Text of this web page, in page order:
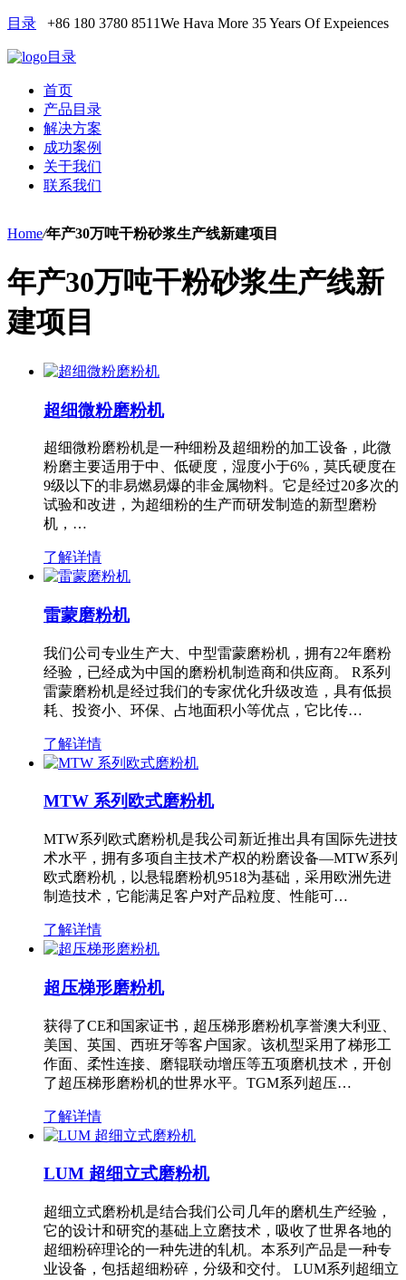
目录 +86 180 3780 8511We Hava More 35 Years Of Expeiences
目录
首页
产品目录
解决方案
成功案例
关于我们
联系我们
Home/年产30万吨干粉砂浆生产线新建项目
年产30万吨干粉砂浆生产线新
建项目
超细微粉磨粉机
超细微粉磨粉机是一种细粉及超细粉的加工设备，此微
粉磨主要适用于中、低硬度，湿度小于6%，莫氏硬度在
9级以下的非易燃易爆的非金属物料。它是经过20多次的
试验和改进，为超细粉的生产而研发制造的新型磨粉
机，…
了解详情
雷蒙磨粉机
我们公司专业生产大、中型雷蒙磨粉机，拥有22年磨粉
经验，已经成为中国的磨粉机制造商和供应商。 R系列
雷蒙磨粉机是经过我们的专家优化升级改造，具有低损
耗、投资小、环保、占地面积小等优点，它比传…
了解详情
MTW 系列欧式磨粉机
MTW系列欧式磨粉机是我公司新近推出具有国际先进技
术水平，拥有多项自主技术产权的粉磨设备—MTW系列
欧式磨粉机，以悬辊磨粉机9518为基础，采用欧洲先进
制造技术，它能满足客户对产品粒度、性能可…
了解详情
超压梯形磨粉机
获得了CE和国家证书，超压梯形磨粉机享誉澳大利亚、
美国、英国、西班牙等客户国家。该机型采用了梯形工
作面、柔性连接、磨辊联动增压等五项磨机技术，开创
了超压梯形磨粉机的世界水平。TGM系列超压…
了解详情
LUM 超细立式磨粉机
超细立式磨粉机是结合我们公司几年的磨机生产经验，
它的设计和研究的基础上立磨技术，吸收了世界各地的
超细粉碎理论的一种先进的轧机。本系列产品是一种专
业设备，包括超细粉碎，分级和交付。 LUM系列超细立